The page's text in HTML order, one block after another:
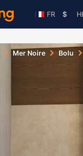
FR $
Mer Noire Bolu